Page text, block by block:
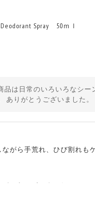
Spray 50ｍｌ
は日常のいろいろなシー
ありがとうございました。
がら手荒れ、ひび割れも
とうございました。